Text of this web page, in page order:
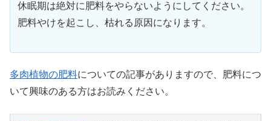
休眠期は絶対に肥料をやらないようにしてください。
肥料やけを起こし、枯れる原因になります。
多肉植物の肥料についての記事がありますので、肥料につ
いて興味のある方はお読みください。